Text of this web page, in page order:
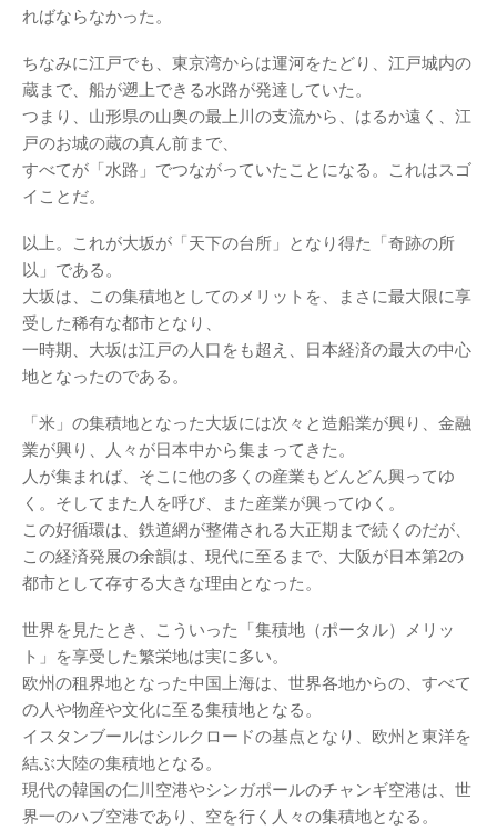
ればならなかった。
ちなみに江戸でも、東京湾からは運河をたどり、江戸城内の
蔵まで、船が遡上できる水路が発達していた。
つまり、山形県の山奥の最上川の支流から、はるか遠く、江
戸のお城の蔵の真ん前まで、
すべてが「水路」でつながっていたことになる。これはスゴ
イことだ。
以上。これが大坂が「天下の台所」となり得た「奇跡の所
以」である。
大坂は、この集積地としてのメリットを、まさに最大限に享
受した稀有な都市となり、
一時期、大坂は江戸の人口をも超え、日本経済の最大の中心
地となったのである。
「米」の集積地となった大坂には次々と造船業が興り、金融
業が興り、人々が日本中から集まってきた。
人が集まれば、そこに他の多くの産業もどんどん興ってゆ
く。そしてまた人を呼び、また産業が興ってゆく。
この好循環は、鉄道網が整備される大正期まで続くのだが、
この経済発展の余韻は、現代に至るまで、大阪が日本第2の
都市として存する大きな理由となった。
世界を見たとき、こういった「集積地（ポータル）メリッ
ト」を享受した繁栄地は実に多い。
欧州の租界地となった中国上海は、世界各地からの、すべて
の人や物産や文化に至る集積地となる。
イスタンブールはシルクロードの基点となり、欧州と東洋を
結ぶ大陸の集積地となる。
現代の韓国の仁川空港やシンガポールのチャンギ空港は、世
界一のハブ空港であり、空を行く人々の集積地となる。